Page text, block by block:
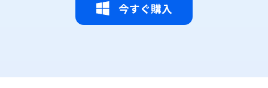
今すぐ購入